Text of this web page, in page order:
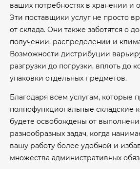
ваших потребностях в хранении и
Эти поставщики услуг не просто
от склада. Они также заботятся о
получении, распределении и
Возможности дистрибуции
разгрузки до погрузки, вплоть до
упаковки отдельных предметов.
Благодаря всем услугам, которые
полнофункциональные складские
будете освобождены от
разнообразных задач, когда
вашу работу более удобной и
множества административных